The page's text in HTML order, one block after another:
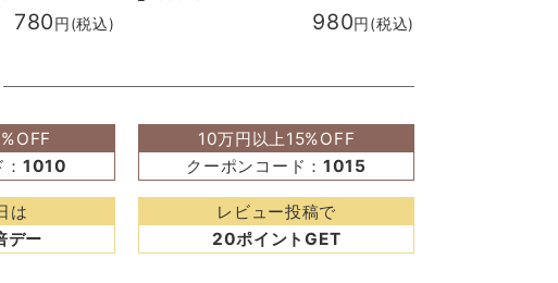
780円(税込) 980円(税込)
：1010
10万円以上15%OFF
クーポンコード： 1015
は
デー
レビュー投稿で
20ポイントGET